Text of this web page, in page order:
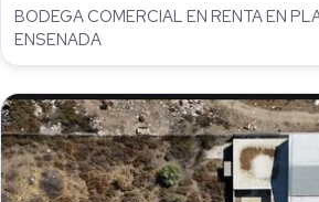
BODEGA COMERCIAL EN RENTA EN
ENSENADA